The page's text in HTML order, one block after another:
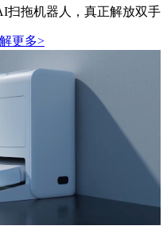
扫拖机器人，真正解放双手
更多>